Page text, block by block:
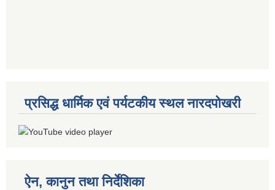
प्रसिद्ध धार्मिक एवं पर्यटकीय स्थल नारदपोखरी
ऐन, कानुन तथा निर्देशिका